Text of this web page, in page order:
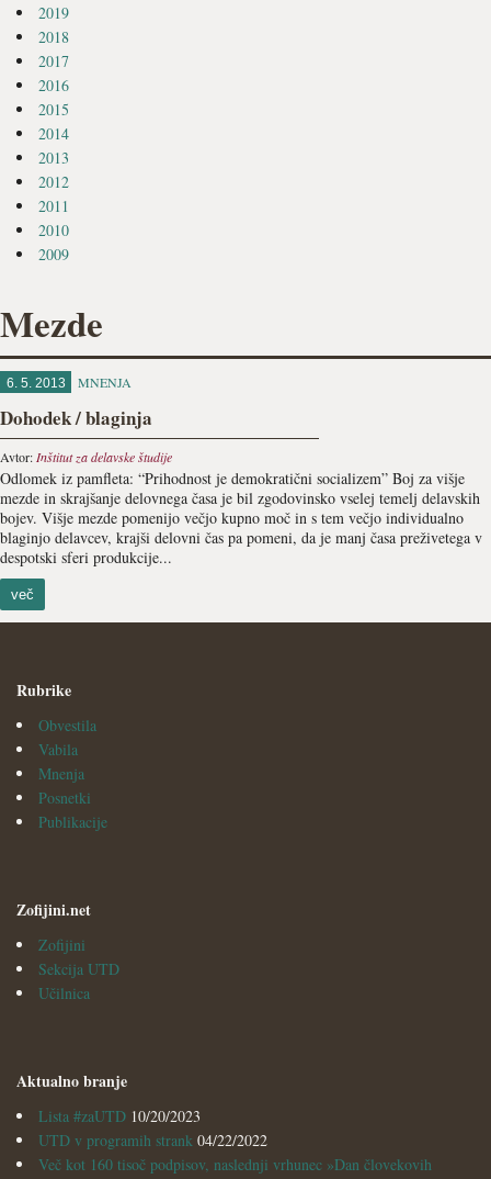
2019
2018
2017
2016
2015
2014
2013
2012
2011
2010
2009
Mezde
6. 5. 2013 MNENJA
Dohodek / blaginja
Avtor: Inštitut za delavske študije
Odlomek iz pamfleta: “Prihodnost je demokratični socializem” Boj za višje
mezde in skrajšanje delovnega časa je bil zgodovinsko vselej temelj delavskih
bojev. Višje mezde pomenijo večjo kupno moč in s tem večjo individualno
blaginjo delavcev, krajši delovni čas pa pomeni, da je manj časa preživetega v
despotski sferi produkcije...
več
Rubrike
Obvestila
Vabila
Mnenja
Posnetki
Publikacije
Zofijini.net
Zofijini
Sekcija UTD
Učilnica
Aktualno branje
Lista #zaUTD 10/20/2023
UTD v programih strank 04/22/2022
Več kot 160 tisoč podpisov, naslednji vrhunec »Dan človekovih